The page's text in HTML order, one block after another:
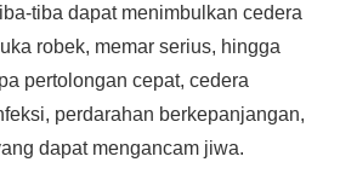
tiba dapat menimbulkan cedera
robek, memar serius, hingga
pertolongan cepat, cedera
perdarahan berkepanjangan,
dapat mengancam jiwa.